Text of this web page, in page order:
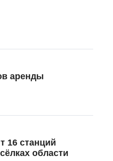
аренды
16 станций
области